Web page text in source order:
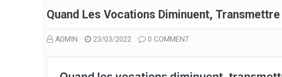
Quand Les Vocations Diminuent,
ADMIN 23/03/2022 0 COMMENT